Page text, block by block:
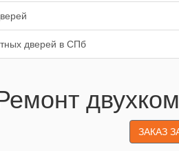
дверей в СПб
ЗАКАЗ